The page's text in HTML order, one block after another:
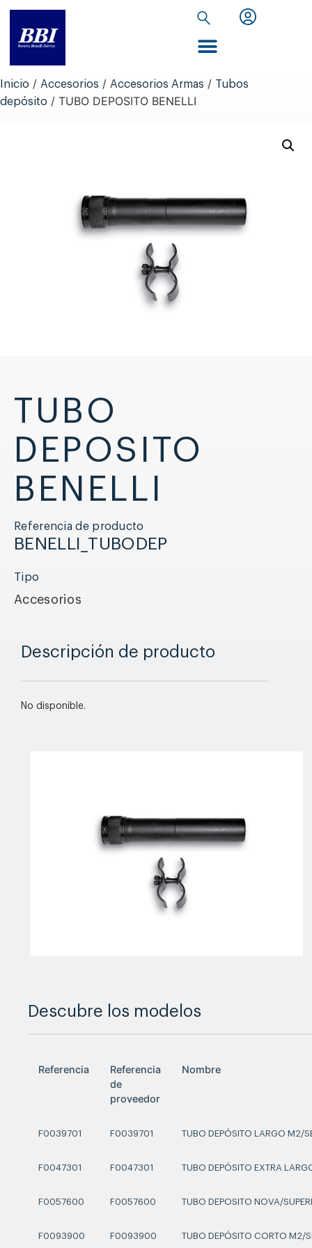
Inicio / Accesorios / Accesorios Armas / Tubos
depósito / TUBO DEPOSITO BENELLI
TUBO
DEPOSITO
BENELLI
Referencia de producto
BENELLI_TUBODEP
Tipo
Accesorios
Descripción de producto
No disponible.
Descubre los modelos
Referencia
Referencia
de
proveedor
Nombre
F0039701 F0039701 TUBO DEPÓSITO LARGO M2/
F0047301 F0047301 TUBO DEPÓSITO EXTRA
F0057600 F0057600 TUBO DEPOSITO NOVA/
F0093900 F0093900 TUBO DEPÓSITO CORTO M2/